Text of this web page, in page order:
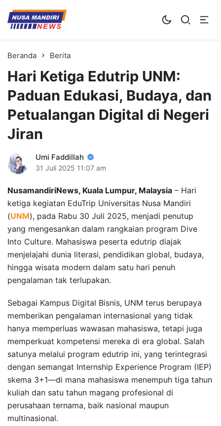
Kampus Digital Bisnis
Universitas Nusa Mandiri
Beranda Berita
Hari Ketiga Edutrip UNM:
Paduan Edukasi, Budaya, dan
Petualangan Digital di Negeri
Jiran
Umi Faddillah
31 Juli 2025 11:07 am
NusamandiriNews, Kuala Lumpur, Malaysia – Hari
ketiga kegiatan EduTrip Universitas Nusa Mandiri
(UNM), pada Rabu 30 Juli 2025, menjadi penutup
yang mengesankan dalam rangkaian program Dive
Into Culture. Mahasiswa peserta edutrip diajak
menjelajahi dunia literasi, pendidikan global, budaya,
hingga wisata modern dalam satu hari penuh
pengalaman tak terlupakan.
Sebagai Kampus Digital Bisnis, UNM terus berupaya
memberikan pengalaman internasional yang tidak
hanya memperluas wawasan mahasiswa, tetapi juga
memperkuat kompetensi mereka di era global. Salah
satunya melalui program edutrip ini, yang terintegrasi
dengan semangat Internship Experience Program (IEP)
skema 3+1—di mana mahasiswa menempuh tiga tahun
kuliah dan satu tahun magang profesional di
perusahaan ternama, baik nasional maupun
multinasional.